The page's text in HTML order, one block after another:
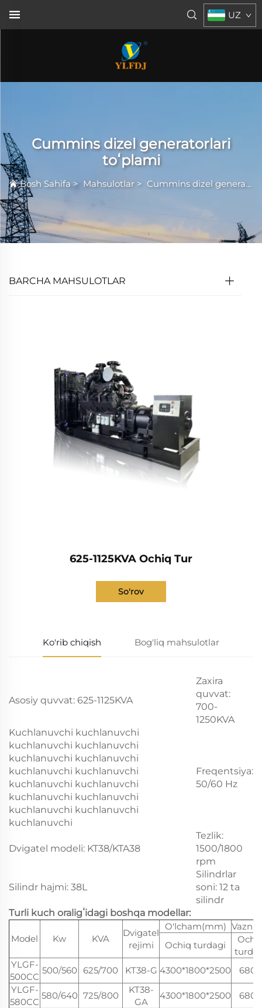
UZ
Cummins dizel generatorlari
toʻplami
Bosh Sahifa> Mahsulotlar > Cummins dizel generatorlari toʻplami
BARCHA MAHSULOTLAR
625-1125KVA Ochiq Tur
So'rov
Ko'rib chiqish Bog'liq mahsulotlar
Asosiy quvvat: 625-1125KVA
Zaxira
quvvat:
700-
1250KVA
Kuchlanuvchi kuchlanuvchi
kuchlanuvchi kuchlanuvchi
kuchlanuvchi kuchlanuvchi
kuchlanuvchi kuchlanuvchi
kuchlanuvchi kuchlanuvchi
kuchlanuvchi kuchlanuvchi
kuchlanuvchi kuchlanuvchi
kuchlanuvchi
Freqentsiya:
50/60 Hz
Dvigatel modeli: KT38/KTA38
Tezlik:
1500/1800
rpm
Silindr hajmi: 38L
Silindrlar
soni: 12 ta
silindr
Turli kuch oraligʻidagi boshqa modellar:
Model Kw KVA
Dvigatel
rejimi
O'lcham(mm)
Ochiq turdagi
YLGF-
500CC
500/560 625/700 KT38-G 4300*1800*2500
6800
YLGF-
580CC
580/640 725/800
KT38-
GA
4300*1800*2500
6800